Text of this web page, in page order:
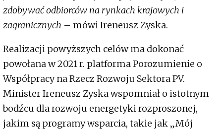
zdobywać odbiorców na rynkach krajowych i
zagranicznych – mówi Ireneusz Zyska.
Realizacji powyższych celów ma dokonać
powołana w 2021 r. platforma Porozumienie o
Współpracy na Rzecz Rozwoju Sektora PV.
Minister Ireneusz Zyska wspomniał o istotnym
bodźcu dla rozwoju energetyki rozproszonej,
jakim są programy wsparcia, takie jak „Mój